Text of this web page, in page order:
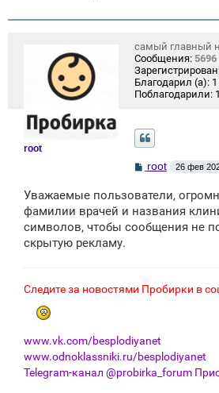
root
самый главный
Сообщения: 5696
Благодарил (а):
Поблагодарили:
С
о
б
щ
н
root 26 фев
Уважаемые пользователи,
фамилии врачей и названия
символов, чтобы сообщения не
скрытую рекламу.
Следите за новостями Пробирки в
www.vk.com/besplodiyanet
www.odnoklassniki.ru/besplodiyanet
Telegram-канал @probirka_forum